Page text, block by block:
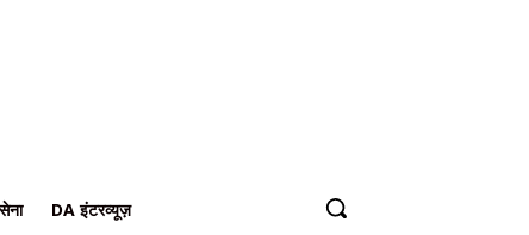
DA इंटरव्यूज़